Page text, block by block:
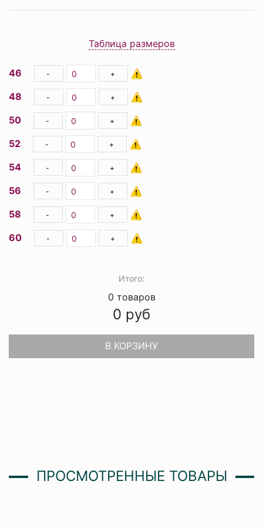
Таблица размеров
46 - +
48 - +
50 - +
52 - +
54 - +
56 - +
58 - +
60 - +
Итого:
0 товаров
0 руб
В КОРЗИНУ
ПРОСМОТРЕННЫЕ ТОВАРЫ